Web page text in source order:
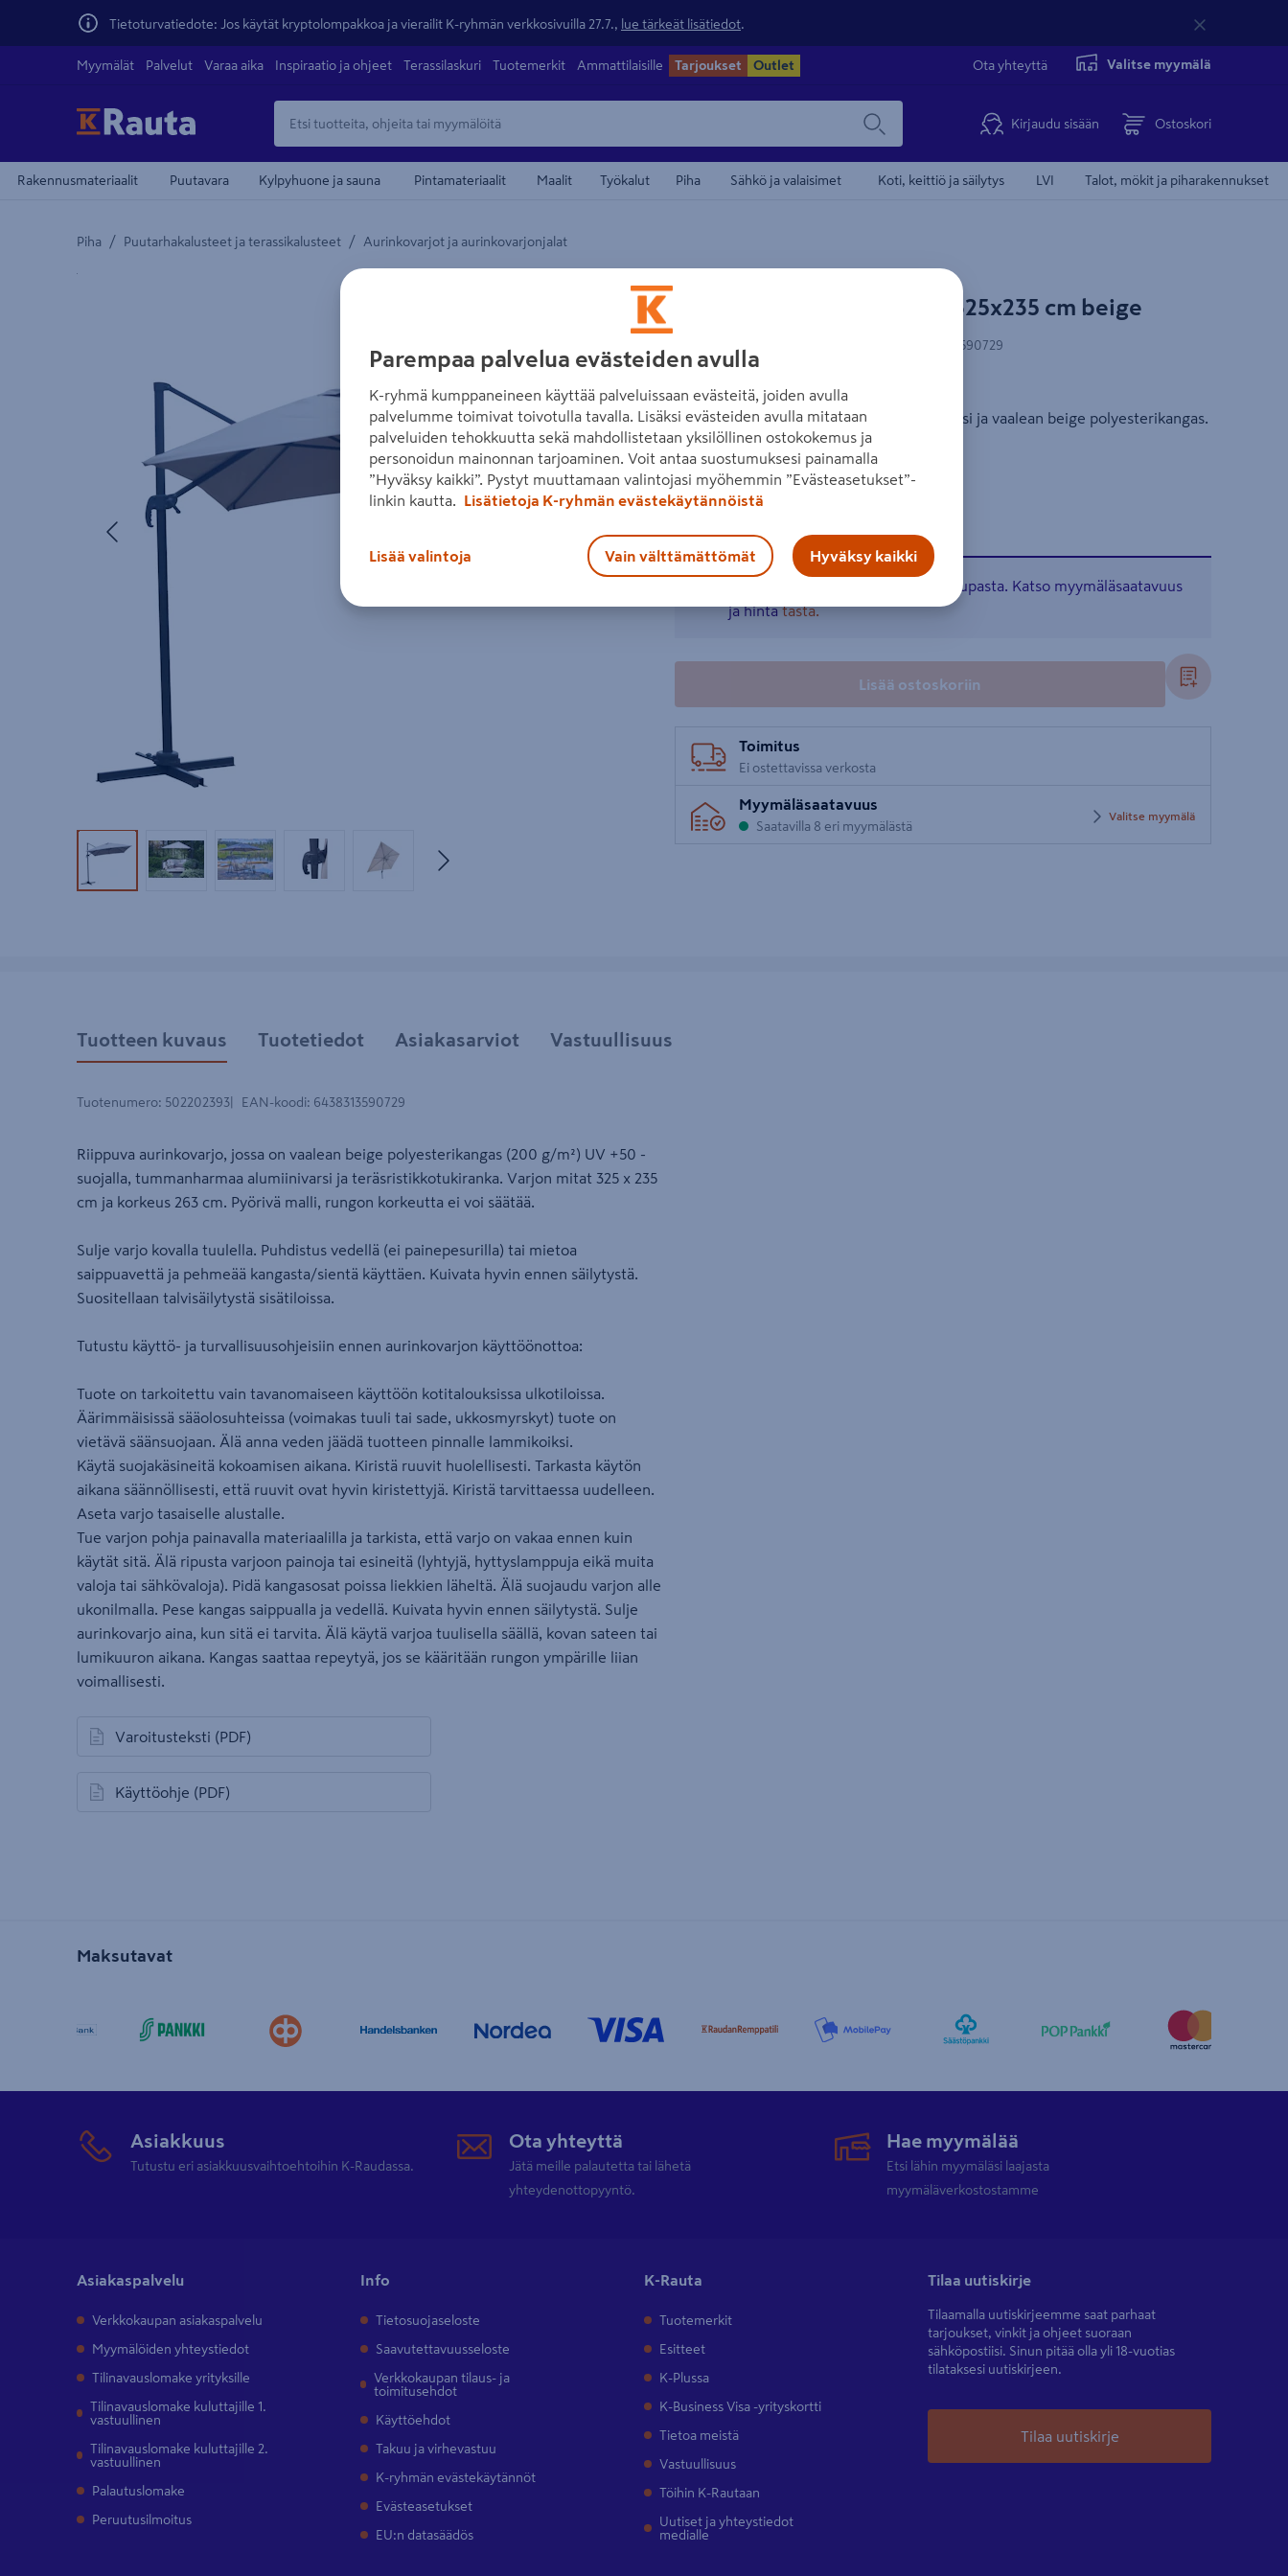
Tietoturvatiedote: Jos käytät kryptolompakkoa ja vierailit K-ryhmän verkkosivuilla 27.7., lue tärkeät lisätiedot
Myymälät Palvelut Varaa aika Inspiraatio ja ohjeet Terassilaskuri Tuotemerkit Ammattilaisille Tarjoukset Outlet Ota yhteyttä Valitse myymälä
Kirjaudu sisään Ostoskori
Rakennusmateriaalit Puutavara Kylpyhuone ja sauna Pintamateriaalit Maalit Työkalut Piha Sähkö ja valaisimet Koti, keittiö ja säilytys LVI Talot, mökit ja piharakennukset
Piha / Puutarhakalusteet ja terassikalusteet / Aurinkovarjot ja aurinkovarjonjalat
Yksityiskohtainen kuvaus löytyy Tuotteen kuvaus -maamerkistä
Edellinen
Tuotekuva 1Tuotekuva 2Tuotekuva 3Tuotekuva 4Tuotekuva 5
Aurinkovarjo Cello Paris L325x235 cm beige
6438313590729
3.8 6 arvostelua
Riippuva aurinkovarjo, jossa on alumiinivarsi ja vaalean beige polyesterikangas.
Kankaassa on tuuletusaukot. Pyörivä malli.
Lue koko tuotekuvaus
Katso liitetiedostot
Tuote ei ole ostettavissa verkkokaupasta. Katso myymäläsaatavuus
ja hintatästä.
Lisää ostoskoriin
Toimitus
Ei ostettavissa verkosta
Myymäläsaatavuus
Saatavilla 8 eri myymälästä
Valitse myymälä
Tuotteen kuvaus Tuotetiedot Asiakasarviot Vastuullisuus
Tuotenumero: 502202393 EAN-koodi: 6438313590729
Riippuva aurinkovarjo, jossa on vaalean beige polyesterikangas (200 g/m²) UV +50 -
suojalla, tummanharmaa alumiinivarsi ja teräsristikkotukiranka. Varjon mitat 325 x 235
cm ja korkeus 263 cm. Pyörivä malli, rungon korkeutta ei voi säätää.
Sulje varjo kovalla tuulella. Puhdistus vedellä (ei painepesurilla) tai mietoa
saippuavettä ja pehmeää kangasta/sientä käyttäen. Kuivata hyvin ennen säilytystä.
Suositellaan talvisäilytystä sisätiloissa.
Tutustu käyttö- ja turvallisuusohjeisiin ennen aurinkovarjon käyttöönottoa:
Tuote on tarkoitettu vain tavanomaiseen käyttöön kotitalouksissa ulkotiloissa.
Äärimmäisissä sääolosuhteissa (voimakas tuuli tai sade, ukkosmyrskyt) tuote on
vietävä säänsuojaan. Älä anna veden jäädä tuotteen pinnalle lammikoiksi.
Käytä suojakäsineitä kokoamisen aikana. Kiristä ruuvit huolellisesti. Tarkasta käytön
aikana säännöllisesti, että ruuvit ovat hyvin kiristettyjä. Kiristä tarvittaessa uudelleen.
Aseta varjo tasaiselle alustalle.
Tue varjon pohja painavalla materiaalilla ja tarkista, että varjo on vakaa ennen kuin
käytät sitä. Älä ripusta varjoon painoja tai esineitä (lyhtyjä, hyttyslamppuja eikä muita
valoja tai sähkövaloja). Pidä kangasosat poissa liekkien läheltä. Älä suojaudu varjon alle
ukonilmalla. Pese kangas saippualla ja vedellä. Kuivata hyvin ennen säilytystä. Sulje
aurinkovarjo aina, kun sitä ei tarvita. Älä käytä varjoa tuulisella säällä, kovan sateen tai
lumikuuron aikana. Kangas saattaa repeytyä, jos se kääritään rungon ympärille liian
voimallisesti.
Varoitusteksti (PDF)
avautuu uuteen välilehteen
Käyttöohje (PDF)
avautuu uuteen välilehteen
Maksutavat
Asiakkuus
Tutustu eri asiakkuusvaihtoehtoihin K-Raudassa.
Ota yhteyttä
Jätä meille palautetta tai lähetä
yhteydenottopyyntö.
Hae myymälää
Etsi lähin myymäläsi laajasta
myymäläverkostostamme
Asiakaspalvelu
Verkkokaupan asiakaspalvelu
Myymälöiden yhteystiedot
Tilinavauslomake yrityksille
Tilinavauslomake kuluttajille 1.
vastuullinen
Tilinavauslomake kuluttajille 2.
vastuullinen
Palautuslomake
Peruutusilmoitus
Info
Tietosuojaseloste
Saavutettavuusseloste
Verkkokaupan tilaus- ja
toimitusehdot
Käyttöehdot
Takuu ja virhevastuu
K-ryhmän evästekäytännöt
Evästeasetukset
EU:n datasäädös
K-Rauta
Tuotemerkit
Esitteet
K-Plussa
K-Business Visa -yrityskortti
Tietoa meistä
Vastuullisuus
Töihin K-Rautaan
Uutiset ja yhteystiedot
medialle
Tilaa uutiskirje
Tilaamalla uutiskirjeemme saat parhaat
tarjoukset, vinkit ja ohjeet suoraan
sähköpostiisi. Sinun pitää olla yli 18-vuotias
tilataksesi uutiskirjeen.
Tilaa uutiskirje
Parempaa palvelua evästeiden avulla
K-ryhmä kumppaneineen käyttää palveluissaan evästeitä, joiden avulla
palvelumme toimivat toivotulla tavalla. Lisäksi evästeiden avulla mitataan
palveluiden tehokkuutta sekä mahdollistetaan yksilöllinen ostokokemus ja
personoidun mainonnan tarjoaminen. Voit antaa suostumuksesi painamalla
”Hyväksy kaikki”. Pystyt muuttamaan valintojasi myöhemmin ”Evästeasetukset”-
linkin kautta.
Lisätietoja K-ryhmän evästekäytännöistä
Lisää valintoja Vain välttämättömät Hyväksy kaikki